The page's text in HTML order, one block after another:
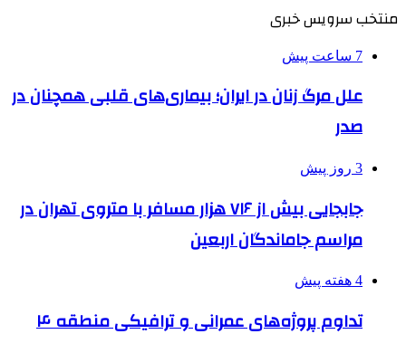
منتخب سرویس خبری
7 ساعت پیش
علل مرگ زنان در ایران؛ بیماری‌های قلبی همچنان در
صدر
3 روز پیش
جابجایی بیش از ۷۱۶ هزار مسافر با متروی تهران در
مراسم جاماندگان اربعین
4 هفته پیش
تداوم پروژه‌های عمرانی و ترافیکی منطقه ۴